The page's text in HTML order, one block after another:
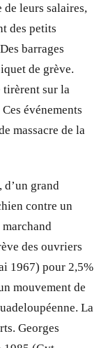
leurs salaires,
des petits
barrages
de grève.
tirèrent sur la
événements
massacre de la
d’un grand
contre un
des ouvriers
1967) pour 2,5%
mouvement de
La
Georges